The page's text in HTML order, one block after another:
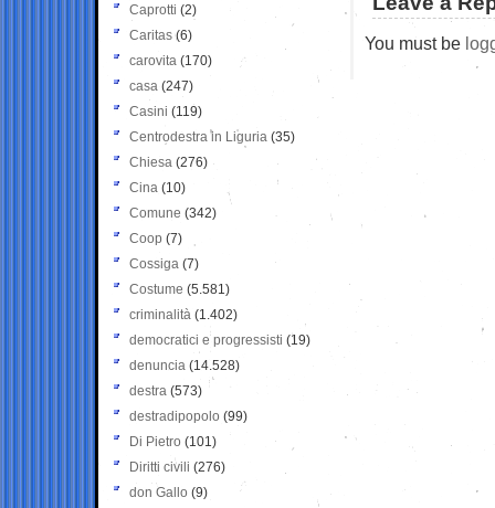
You must be
Caprotti (2)
Caritas (6)
carovita (170)
casa (247)
Casini (119)
Centrodestra in Liguria (35)
Chiesa (276)
Cina (10)
Comune (342)
Coop (7)
Cossiga (7)
Costume (5.581)
criminalità (1.402)
democratici e progressisti (19)
denuncia (14.528)
destra (573)
destradipopolo (99)
Di Pietro (101)
Diritti civili (276)
don Gallo (9)